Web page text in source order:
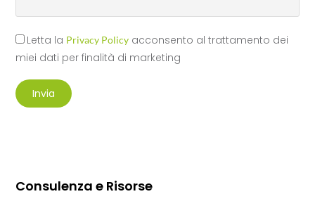
Consulenza e Risorse
Letta la Privacy Policy acconsento al trattamento dei
miei dati per finalità di marketing
Invia